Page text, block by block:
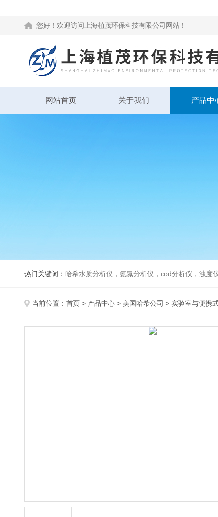
您好！欢迎访问上海植茂环保科技有限公司网站！
网站首页 关于我们 产品中
热门关键词： 哈希水质分析仪，氨氮分析仪，cod分析仪，浊度
当前位置： 首页 > 产品中心 > 美国哈希公司 > 实验室与便携